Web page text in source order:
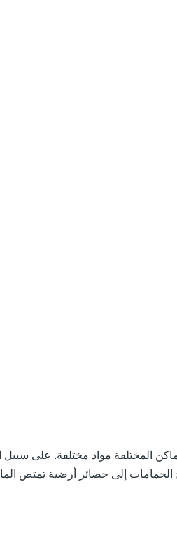
المختلفة مواد مختلفة. على سبيل
إلى حصائر أرضية تمتص